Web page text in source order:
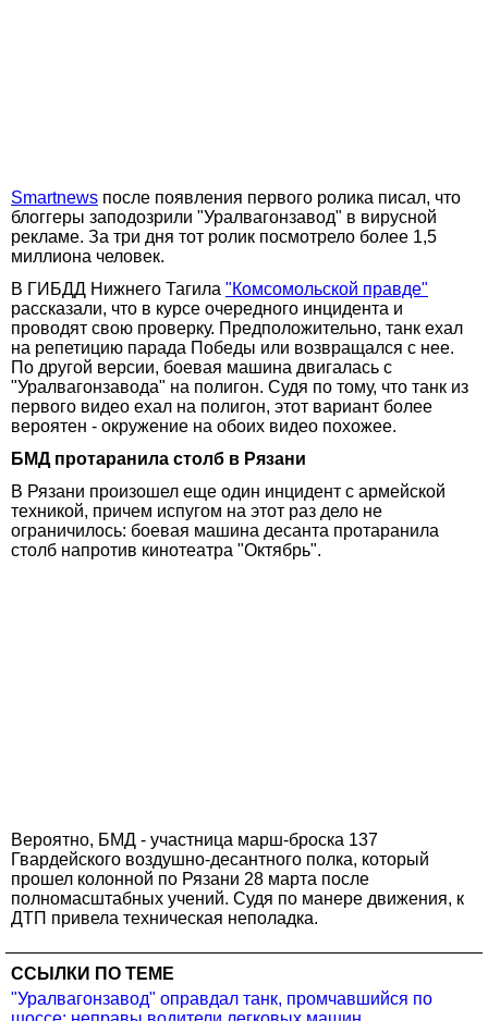
Smartnews после появления первого ролика писал, что
блоггеры заподозрили "Уралвагонзавод" в вирусной
рекламе. За три дня тот ролик посмотрело более 1,5
миллиона человек.
В ГИБДД Нижнего Тагила "Комсомольской правде"
рассказали, что в курсе очередного инцидента и
проводят свою проверку. Предположительно, танк ехал
на репетицию парада Победы или возвращался с нее.
По другой версии, боевая машина двигалась с
"Уралвагонзавода" на полигон. Судя по тому, что танк из
первого видео ехал на полигон, этот вариант более
вероятен - окружение на обоих видео похожее.
БМД протаранила столб в Рязани
В Рязани произошел еще один инцидент с армейской
техникой, причем испугом на этот раз дело не
ограничилось: боевая машина десанта протаранила
столб напротив кинотеатра "Октябрь".
Вероятно, БМД - участница марш-броска 137
Гвардейского воздушно-десантного полка, который
прошел колонной по Рязани 28 марта после
полномасштабных учений. Судя по манере движения, к
ДТП привела техническая неполадка.
ССЫЛКИ ПО ТЕМЕ
"Уралвагонзавод" оправдал танк, промчавшийся по